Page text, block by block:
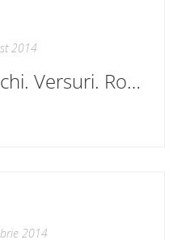
2014
Dumitru Matcovschi. Versuri. Romane. În librăriile bune
2014